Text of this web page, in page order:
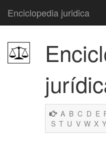
Enciclopedia juridica
A B C D E
S T U V W X Y